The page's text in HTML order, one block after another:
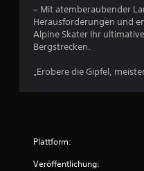
– Mit atemberaubender
Herausforderungen und
Alpine Skater Ihr
Bergstrecken.
„Erobere die Gipfel,
Plattform:
Veröffentlichung: